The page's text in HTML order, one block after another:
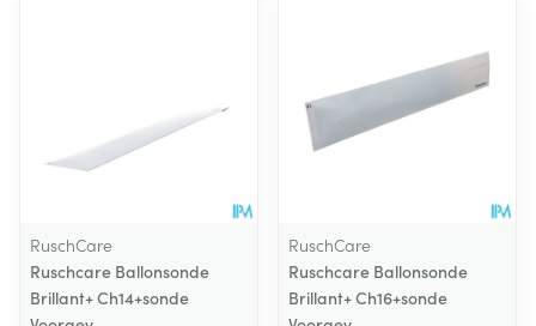
RuschCare
Ruschcare Ballonsonde
Brillant+ Ch14+sonde
RuschCare
Ruschcare Ballonsonde
Brillant+ Ch16+sonde